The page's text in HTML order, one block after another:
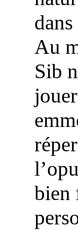
Au
Sib
bien